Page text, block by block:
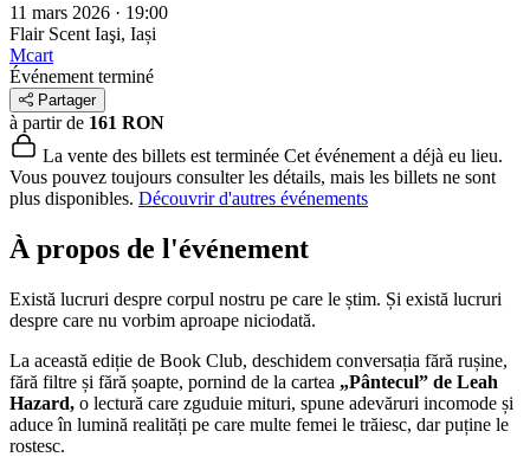
11 mars 2026 · 19:00
Flair Scent Iaşi, Iași
Mcart
Événement terminé
Partager
à partir de 161 RON
La vente des billets est terminée Cet événement a déjà eu lieu.
Vous pouvez toujours consulter les détails, mais les billets ne sont
plus disponibles. Découvrir d'autres événements
À propos de l'événement
Există lucruri despre corpul nostru pe care le știm. Și există lucruri
despre care nu vorbim aproape niciodată.
La această ediție de Book Club, deschidem conversația fără rușine,
fără filtre și fără șoapte, pornind de la cartea „Pântecul” de Leah
Hazard, o lectură care zguduie mituri, spune adevăruri incomode și
aduce în lumină realități pe care multe femei le trăiesc, dar puține le
rostesc.